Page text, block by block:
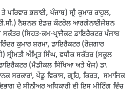
ਭਲਾਈ, ਪੰਜਾਬ) ਸ੍ਰੀ ਕੁਮਾਰ ਰਾਹੁਲ,
ਨੈਸ਼ਨਲ ਏਡਜ਼ ਕੰਟਰੋਲ ਆਰਗੇਨਾਈਜੇਸ਼ਨ
ਸਕੱਤਰ (ਸਿਹਤ-ਕਮ-ਪ੍ਰਾਜੈਕਟ ਡਾਇਰੈਕਟਰ ਪੰਜਾਬ
ਕੁਮਾਰ ਸ਼ਰਮਾ, ਡਾਇਰੈਕਟਰ (ਰੋਜ਼ਗਾਰ
ਸ੍ਰੀਮਤੀ ਅੰਮ੍ਰਿਤ ਸਿੰਘ, ਵਧੀਕ ਸਕੱਤਰ (ਸਕੂਲ
(ਮੈਡੀਕਲ ਸਿੱਖਿਆ ਅਤੇ ਖੋਜ) ਡਾ.
ਸਰਕਾਰਾਂ, ਪੇਂਡੂ ਵਿਕਾਸ, ਗ੍ਰਹਿ, ਕਿਰਤ, ਸਮਾਜਿਕ
ਦੇ ਸੀਨੀਅਰ ਅਧਿਕਾਰੀ ਵੀ ਇਸ ਮੀਟਿੰਗ ਵਿੱਚ